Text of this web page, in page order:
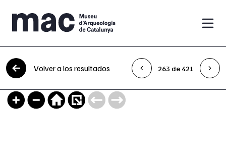
Saltar al contenido
Volver a los resultados 263 de 421